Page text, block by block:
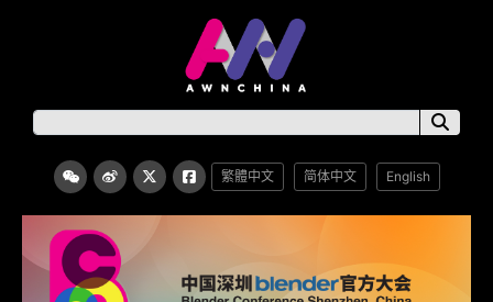
繁體中文 简体中文 English